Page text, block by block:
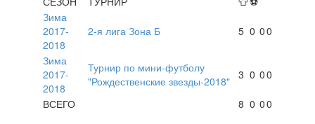
Зима
2017-
2018
2-я лига Зона Б 5 0 00
Зима
2017-
2018
Турнир по мини-футболу
"Рождественские звезды-2018" 3 0 00
ВСЕГО 8 0 00